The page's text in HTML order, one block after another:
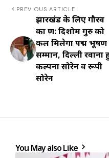
PREVIOUS ARTICLE
झारखंड के लिए गौरव
का क्षण: दिशोम गुरु को
कल मिलेगा पद्म भूषण
सम्मान, दिल्ली रवाना
कल्पना सोरेन व रूपी
सोरेन
You May also Like